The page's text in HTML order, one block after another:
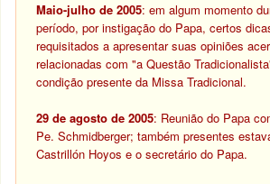
Maio-julho de 2005: em algum momento
período, por instigação do Papa, certos
requisitados a apresentar suas opiniões
relacionadas com "a Questão
condiçãopresente da Missa Tradicional.
29 de agosto de 2005: Reunião do Papa
Pe. Schmidberger; também presentes
Castrillón Hoyos e o secretário do Papa.